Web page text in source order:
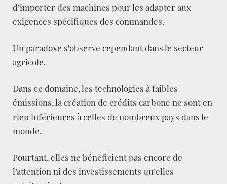
d’importer des machines pour les adapter aux
exigences spécifiques des commandes.
Un paradoxe s'observe cependant dans le secteur
agricole.
Dans ce domaine, les technologies à faibles
émissions, la création de crédits carbone ne sont en
rien inférieures à celles de nombreux pays dans le
monde.
Pourtant, elles ne bénéficient pas encore de
l’attention ni des investissements qu’elles